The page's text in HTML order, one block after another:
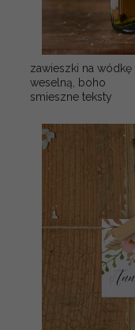
zawieszki na wódkę
weselną, boho
smieszne teksty